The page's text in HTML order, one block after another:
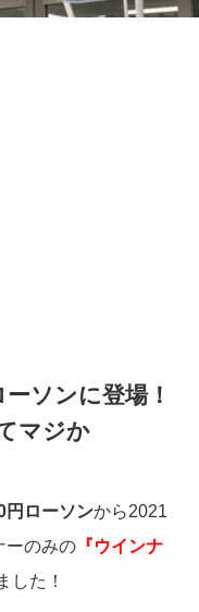
ソンに登場！
マジか
円ローソンから2021
ーのみの 『ウインナ
した！